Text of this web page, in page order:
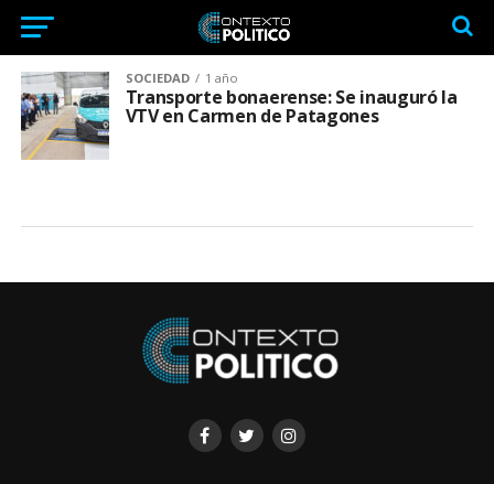
SOCIEDAD 1 año
Transporte bonaerense: Se inauguró la
VTV en Carmen de Patagones